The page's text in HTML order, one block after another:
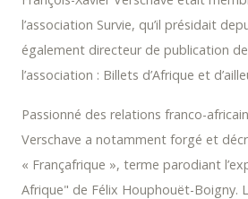
l’association Survie, qu’il présidait
également directeur de publication
l’association : Billets d’Afrique et
Passionné des relations franco-
Verschave a notamment forgé et
« Françafrique », terme parodiant
Afrique" de Félix Houphouët-Boigny.